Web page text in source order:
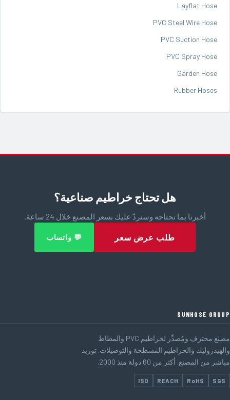
Layflat Hose
PVC Steel Wire Hose
PVC Suction Hose
PVC Spray Hose
Garden Hose
Rubber Hoses
هل تحتاج خراطيم صناعية؟
أخبرنا بما تحتاجه وسنردّ عليك بسعر المصنع خلال 24 ساعة.
طلب عرض سعر 💬 واتساب
SUNHOSE GROUP
مصنع محترف ومُصدِّر لخراطيم PVC والمطاط
والهيدروليك والخراطيم المسطحة والتوصيلات. توريد
مباشر من المصنع. أكثر من 60 دولة منذ 2000.
SGS
RoHS
REACH
ISO